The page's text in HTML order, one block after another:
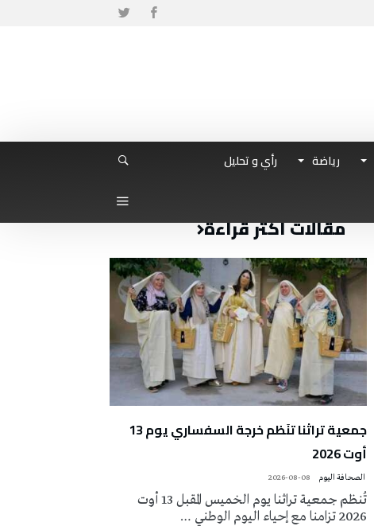
رياضة
رأي و تحليل
مقالات أكثر قراءة
جمعية تراثنا تنَظم خرجة السفساري يوم 13
أوت 2026
2026-08-08
تُنظم جمعية تراثنا يوم الخميس المقبل 13 أوت
2026 تزامنا مع إحياء اليوم الوطني …